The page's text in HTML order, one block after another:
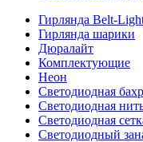
Гирлянда Belt-
Гирлянда шарики
Дюралайт
Комплектующие
Неон
Светодиодная
Светодиодная
Светодиодная
Светодиодный